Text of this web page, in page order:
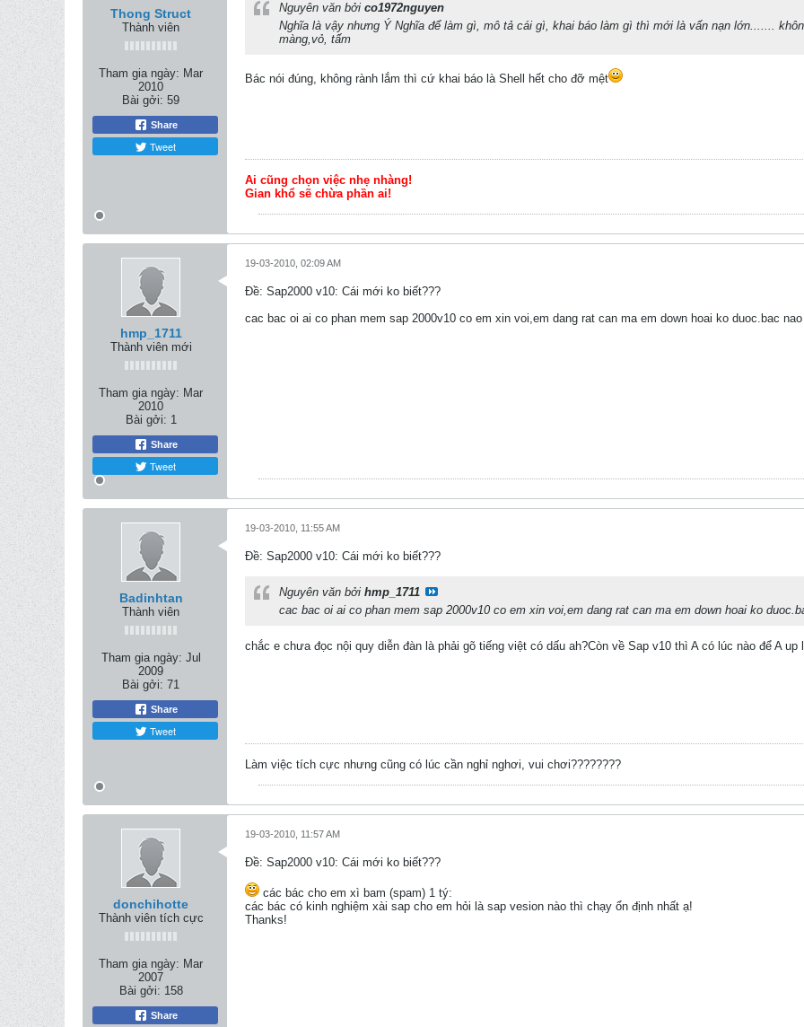
Thong Struct
Thành viên
Tham gia ngày: Mar
2010
Bài gởi: 59
Share
Tweet
Nguyên văn bởi co1972nguyen
Nghĩa là vậy nhưng Ý Nghĩa để làm gì, mô tả cái gì, khai báo làm gì thì mới là vấn nạn lớn.......
màng,vỏ, tấm
Bác nói đúng, không rành lắm thì cứ khai báo là Shell hết cho đỡ mệt
Ai cũng chọn việc nhẹ nhàng!
Gian khổ sẽ chừa phần ai!
hmp_1711
Thành viên mới
Tham gia ngày: Mar
2010
Bài gởi: 1
Share
Tweet
19-03-2010, 02:09 AM
Ðề: Sap2000 v10: Cái mới ko biết???
cac bac oi ai co phan mem sap 2000v10 co em xin voi,em dang rat can ma em down hoai ko duoc.bac
Badinhtan
Thành viên
Tham gia ngày: Jul
2009
Bài gởi: 71
Share
Tweet
19-03-2010, 11:55 AM
Ðề: Sap2000 v10: Cái mới ko biết???
Nguyên văn bởi hmp_1711
cac bac oi ai co phan mem sap 2000v10 co em xin voi,em dang rat can ma em down hoai ko
chắc e chưa đọc nội quy diễn đàn là phải gõ tiếng việt có dấu ah?Còn về Sap v10 thì A có lúc nào để A
Làm việc tích cực nhưng cũng có lúc cần nghỉ nghơi, vui chơi????????
donchihotte
Thành viên tích cực
Tham gia ngày: Mar
2007
Bài gởi: 158
Share
19-03-2010, 11:57 AM
Ðề: Sap2000 v10: Cái mới ko biết???
các bác cho em xì bam (spam) 1 tý:
các bác có kinh nghiệm xài sap cho em hỏi là sap vesion nào thì chạy ổn định nhất ạ!
Thanks!